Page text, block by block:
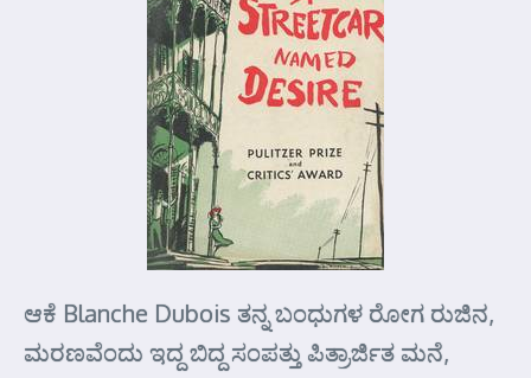
ಆಕೆ Blanche Dubois ತನ್ನ ಬಂಧುಗಳ ರೋಗ ರುಜಿನ,
ಮರಣವೆಂದು ಇದ್ದ ಬಿದ್ದ ಸಂಪತ್ತು ಪಿತ್ರಾರ್ಜಿತ ಮನೆ,